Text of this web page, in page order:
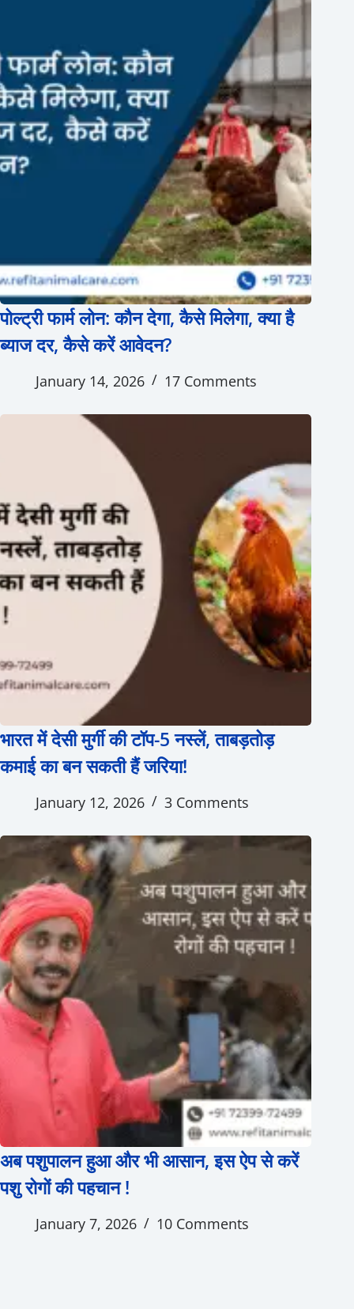
पोल्ट्री फार्म लोन: कौन देगा, कैसे मिलेगा, क्या है
ब्याज दर, कैसे करें आवेदन?
January 14, 2026 17 Comments
भारत में देसी मुर्गी की टॉप-5 नस्लें, ताबड़तोड़
कमाई का बन सकती हैं जरिया!
January 12, 2026 3 Comments
अब पशुपालन हुआ और भी आसान, इस ऐप से करें
पशु रोगों की पहचान !
January 7, 2026 10 Comments